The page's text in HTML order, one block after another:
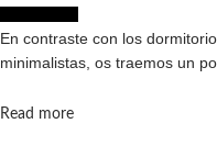
En contraste con los
minimalistas, os traemos un
Read moreDetails